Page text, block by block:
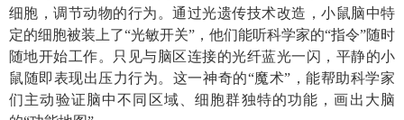
细胞，调节动物的行为。通过光遗传技术改造，小鼠脑中特
定的细胞被装上了“光敏开关”，他们能听科学家的“指令”随时
随地开始工作。只见与脑区连接的光纤蓝光一闪，平静的小
鼠随即表现出压力行为。这一神奇的“魔术”，能帮助科学家
们主动验证脑中不同区域、细胞群独特的功能，画出大脑